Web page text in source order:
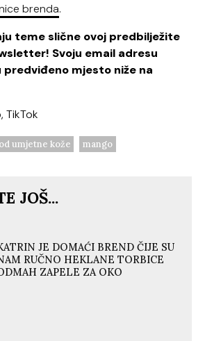
brenda.
teme slične ovoj predbilježite
Svoju email adresu
mjesto niže na
TikTok
umjetne kože mango
JOŠ...
JE DOMAĆI BREND ČIJE SU
RUČNO HEKLANE TORBICE
ZAPELE ZA OKO